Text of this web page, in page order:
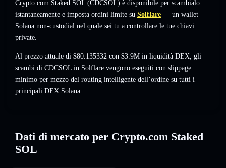
Crypto.com Staked SOL (CDCSOL) è disponibile per scambialo
istantaneamente e imposta ordini limite su Solflare — un wallet
Solana non-custodial nel quale sei tu a controllare le tue chiavi
private.
Al prezzo attuale di $80.135332 con $3.9M in liquidità DEX, gli
scambi di CDCSOL in Solflare vengono eseguiti con slippage
minimo per mezzo del routing intelligente dell’ordine su tutti i
principali DEX Solana.
Dati di mercato per Crypto.com Staked
SOL